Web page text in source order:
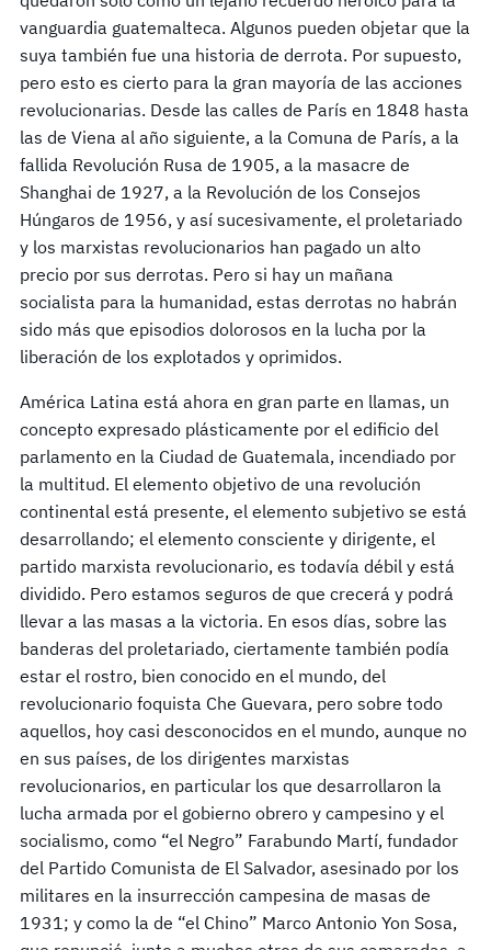
vanguardia guatemalteca. Algunos pueden objetar que la
suya también fue una historia de derrota. Por supuesto,
pero esto es cierto para la gran mayoría de las acciones
revolucionarias. Desde las calles de París en 1848 hasta
las de Viena al año siguiente, a la Comuna de París, a la
fallida Revolución Rusa de 1905, a la masacre de
Shanghai de 1927, a la Revolución de los Consejos
Húngaros de 1956, y así sucesivamente, el proletariado
y los marxistas revolucionarios han pagado un alto
precio por sus derrotas. Pero si hay un mañana
socialista para la humanidad, estas derrotas no habrán
sido más que episodios dolorosos en la lucha por la
liberación de los explotados y oprimidos.
América Latina está ahora en gran parte en llamas, un
concepto expresado plásticamente por el edificio del
parlamento en la Ciudad de Guatemala, incendiado por
la multitud. El elemento objetivo de una revolución
continental está presente, el elemento subjetivo se está
desarrollando; el elemento consciente y dirigente, el
partido marxista revolucionario, es todavía débil y está
dividido. Pero estamos seguros de que crecerá y podrá
llevar a las masas a la victoria. En esos días, sobre las
banderas del proletariado, ciertamente también podía
estar el rostro, bien conocido en el mundo, del
revolucionario foquista Che Guevara, pero sobre todo
aquellos, hoy casi desconocidos en el mundo, aunque no
en sus países, de los dirigentes marxistas
revolucionarios, en particular los que desarrollaron la
lucha armada por el gobierno obrero y campesino y el
socialismo, como “el Negro” Farabundo Martí, fundador
del Partido Comunista de El Salvador, asesinado por los
militares en la insurrección campesina de masas de
1931; y como la de “el Chino” Marco Antonio Yon Sosa,